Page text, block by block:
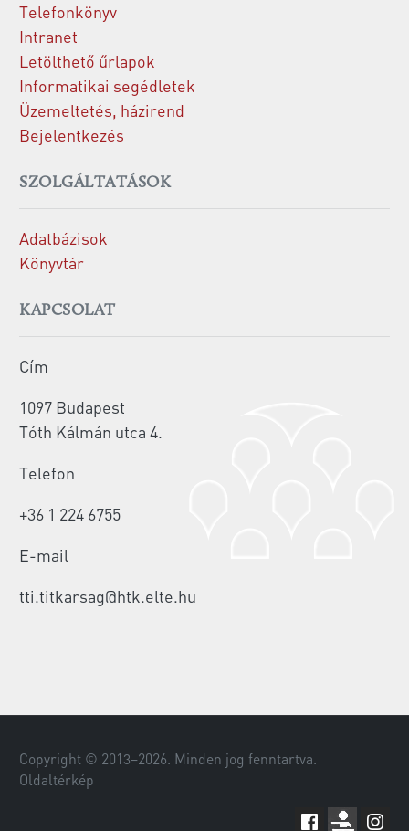
Telefonkönyv
Intranet
Letölthető űrlapok
Informatikai segédletek
Üzemeltetés, házirend
Bejelentkezés
SZOLGÁLTATÁSOK
Adatbázisok
Könyvtár
KAPCSOLAT
Cím
1097 Budapest
Tóth Kálmán utca 4.
Telefon
+36 1 224 6755
E-mail
tti.titkarsag@htk.elte.hu
Copyright © 2013–2026. Minden jog fenntartva.
Oldaltérkép